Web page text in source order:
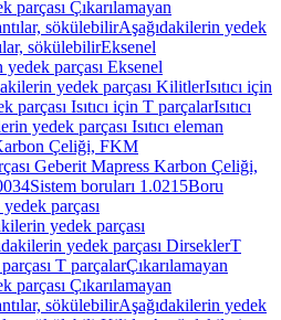
parçası Çıkarılamayan
sökülebilirAşağıdakilerin yedek
sökülebilirEksenel
parçası Eksenel
yedek parçası KilitlerIsıtıcı için
parçası Isıtıcı için T parçalarIsıtıcı
yedek parçası Isıtıcı eleman
Çeliği, FKM
Geberit Mapress Karbon Çeliği,
Sistem boruları 1.0215Boru
parçası
yedek parçası
yedek parçası DirseklerT
T parçalarÇıkarılamayan
parçası Çıkarılamayan
sökülebilirAşağıdakilerin yedek